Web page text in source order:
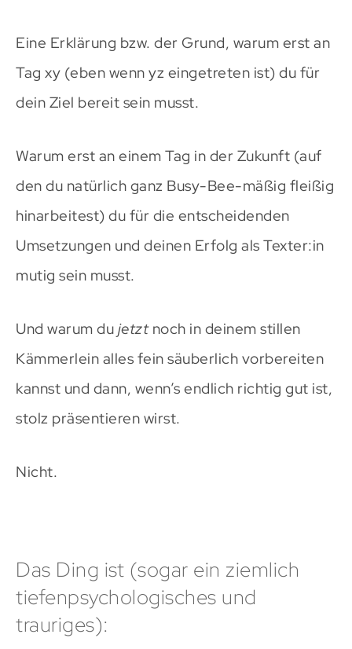
Eine Erklärung bzw. der Grund, warum erst an
Tag xy (eben wenn yz eingetreten ist) du für
dein Ziel bereit sein musst.
Warum erst an einem Tag in der Zukunft (auf
den du natürlich ganz Busy-Bee-mäßig fleißig
hinarbeitest) du für die entscheidenden
Umsetzungen und deinen Erfolg als Texter:in
mutig sein musst.
Und warum du jetztnoch in deinem stillen
Kämmerlein alles fein säuberlich vorbereiten
kannst und dann, wenn’s endlich richtig gut ist,
stolz präsentieren wirst.
Nicht.
Das Ding ist (sogar ein ziemlich
tiefenpsychologisches und
trauriges):